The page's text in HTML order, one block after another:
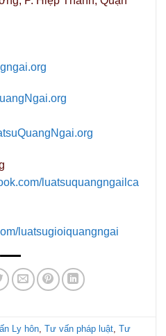
luatsuquangngailca
luatsugioiquangngai
Ly hôn ,Tư vấn pháp luật ,Tư